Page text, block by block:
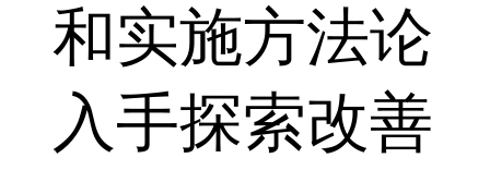
和实施方法论
入手探索改善